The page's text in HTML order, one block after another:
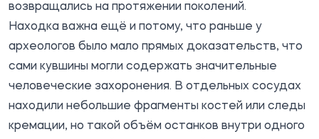
возвращались на протяжении поколений.
Находка важна ещё и потому, что раньше у
археологов было мало прямых доказательств, что
сами кувшины могли содержать значительные
человеческие захоронения. В отдельных сосудах
находили небольшие фрагменты костей или следы
кремации, но такой объём останков внутри одного